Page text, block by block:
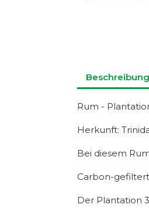
Beschreibung
Rum -
Herkunft:
Bei diesem
Carbon-
Der Plantation